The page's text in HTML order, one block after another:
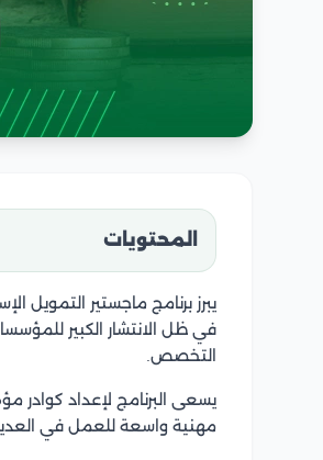
المحتويات
يبرز برنامج ماجستير التمويل
في ظل الانتشار الكبير
التخصص.
يسعى البرنامج لإعداد كوادر
مهنية واسعة للعمل في العديد